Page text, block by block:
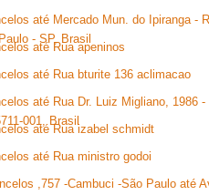
até Mercado Mun. do Ipiranga -
- SP, Brasil
até Rua apeninos
até Rua bturite 136 aclimacao
até Rua Dr. Luiz Migliano, 1986 -
001, Brasil
até Rua izabel schmidt
até Rua ministro godoi
,757 -Cambuci -São Paulo até